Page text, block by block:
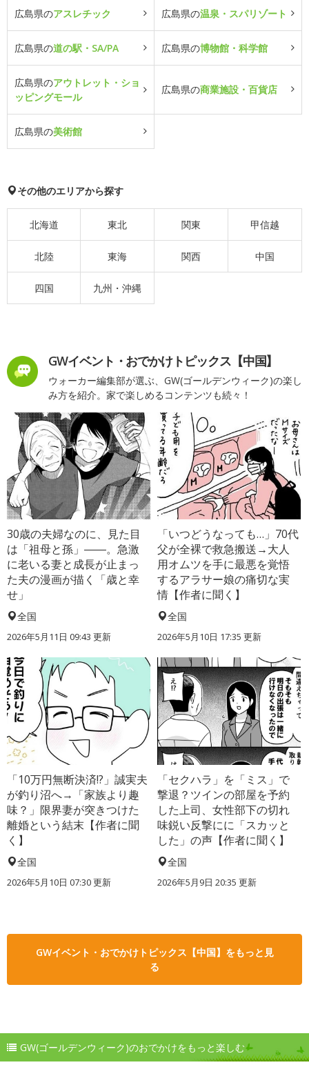
広島県のアスレチック 広島県の温泉・スパリゾート
広島県の道の駅・SA/PA 広島県の博物館・科学館
広島県のアウトレット・ショ
ッピングモール
広島県の商業施設・百貨店
広島県の美術館
その他のエリアから探す
北海道 東北 関東 甲信越
北陸 東海 関西 中国
四国 九州・沖縄
GWイベント・おでかけトピックス【中国】
ウォーカー編集部が選ぶ、GW(ゴールデンウィーク)の楽し
み方を紹介。家で楽しめるコンテンツも続々！
30歳の夫婦なのに、見た目
は「祖母と孫」――。急激
に老いる妻と成長が止まっ
た夫の漫画が描く「歳と幸
せ」
全国
2026年5月11日 09:43 更新
「いつどうなっても…」70代
父が全裸で救急搬送→大人
用オムツを手に最悪を覚悟
するアラサー娘の痛切な実
情【作者に聞く】
全国
2026年5月10日 17:35 更新
「10万円無断決済!?」誠実夫
が釣り沼へ→「家族より趣
味？」限界妻が突きつけた
離婚という結末【作者に聞
く】
全国
2026年5月10日 07:30 更新
「セクハラ」を「ミス」で
撃退？ツインの部屋を予約
した上司、女性部下の切れ
味鋭い反撃にに「スカッと
した」の声【作者に聞く】
全国
2026年5月9日 20:35 更新
GWイベント・おでかけトピックス【中国】をもっと見
る
GW(ゴールデンウィーク)のおでかけをもっと楽しむ